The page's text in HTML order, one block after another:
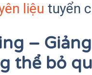
liệu tuyển
–
thể bỏ